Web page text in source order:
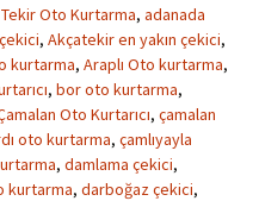
Oto Kurtarma, adanada
, Akçatekir en yakın çekici,
kurtarma, Araplı Oto kurtarma,
, bor oto kurtarma,
Oto Kurtarıcı, çamalan
oto kurtarma, çamlıyayla
, damlama çekici,
kurtarma, darboğaz çekici,